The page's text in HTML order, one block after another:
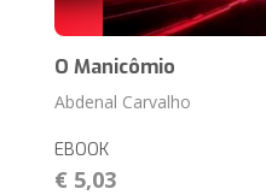
O Manicômio
Abdenal Carvalho
EBOOK
€ 5,03